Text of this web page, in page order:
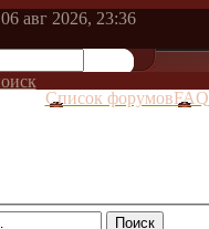
авг 2026, 23:36
Список форумовFAQ